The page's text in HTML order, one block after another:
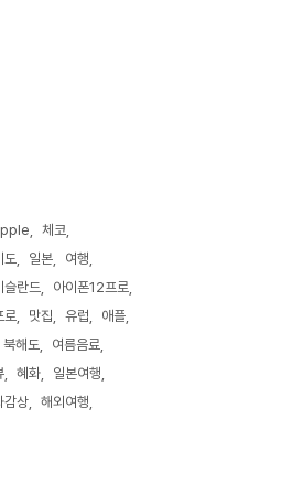
체코
도 일본
여행
슬란드
아이폰12프로
로 맛집 유럽
애플
북해도
여름음료
혜화
일본여행
감상
해외여행